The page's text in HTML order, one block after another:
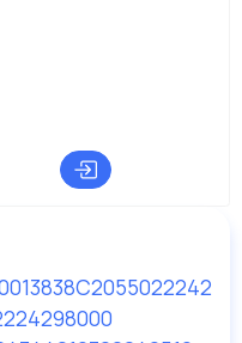
C2055022242